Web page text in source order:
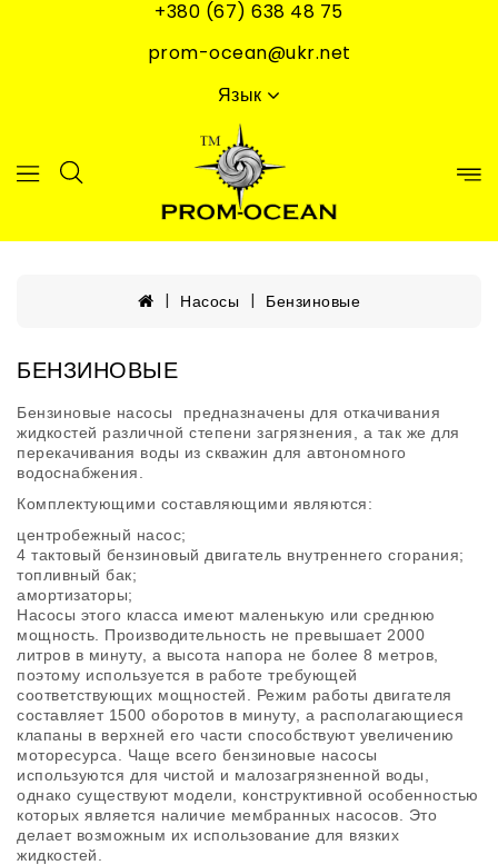
+380 (67) 638 48 75
prom-ocean@ukr.net
Язык
Насосы Бензиновые
БЕНЗИНОВЫЕ
Бензиновые насосы предназначены для откачивания
жидкостей различной степени загрязнения, а так же для
перекачивания воды из скважин для автономного
водоснабжения.
Комплектующими составляющими являются:
центробежный насос;
4 тактовый бензиновый двигатель внутреннего сгорания;
топливный бак;
амортизаторы;
Насосы этого класса имеют маленькую или среднюю
мощность. Производительность не превышает 2000
литров в минуту, а высота напора не более 8 метров,
поэтому используется в работе требующей
соответствующих мощностей. Режим работы двигателя
составляет 1500 оборотов в минуту, а располагающиеся
клапаны в верхней его части способствуют увеличению
моторесурса. Чаще всего бензиновые насосы
используются для чистой и малозагрязненной воды,
однако существуют модели, конструктивной особенностью
которых является наличие мембранных насосов. Это
делает возможным их использование для вязких
жидкостей.